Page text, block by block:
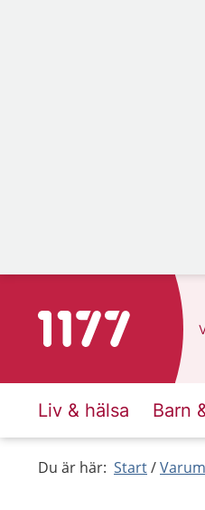
Till startsidan för 1177
Liv & hälsa Barn
Du är här: Start